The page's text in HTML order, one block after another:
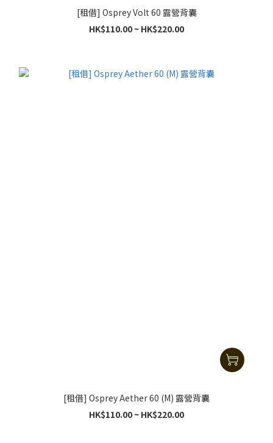
[租借] Osprey Volt 60 露營背囊
HK$110.00 ~ HK$220.00
[租借] Osprey Aether 60 (M) 露營背囊
HK$110.00 ~ HK$220.00